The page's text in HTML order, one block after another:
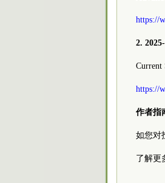
https://
2.
Current
https://
作者指
如您对
了解更